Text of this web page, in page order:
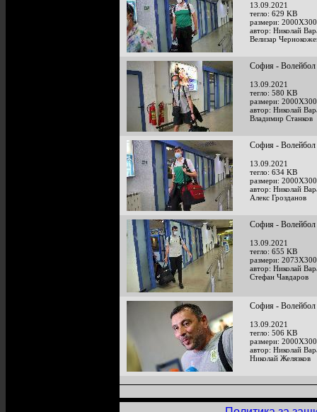
13.09.2021
тегло: 629 KB
размери:
автор: Николай
Велизар
София - Волейбол
13.09.2021
тегло: 580 KB
размери:
автор: Николай
Владимир Станков
София - Волейбол
13.09.2021
тегло: 634 KB
размери:
автор: Николай
Алекс Грозданов
София - Волейбол
13.09.2021
тегло: 655 KB
размери:
автор: Николай
Стефан Чавдаров
София - Волейбол
13.09.2021
тегло: 506 KB
размери:
автор: Николай
Николай Желязков